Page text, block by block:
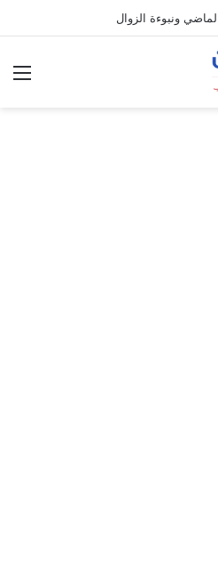
ونبوءة الزوال